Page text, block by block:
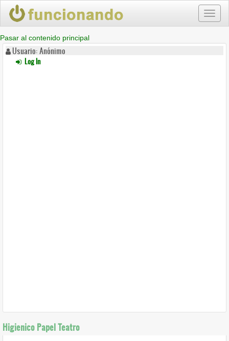
Pasar al contenido principal
Usuario: Anónimo
Log In
Higienico Papel Teatro